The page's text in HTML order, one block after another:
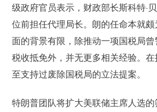
级政府官员表示，财政部长斯科特·
位前担任代理局长。朗的任命本就
面的背景有限，除推动一项国税局
税收抵免外，并无更多相关经验。
至支持过废除国税局的立法提案。
特朗普团队将扩大美联储主席人选